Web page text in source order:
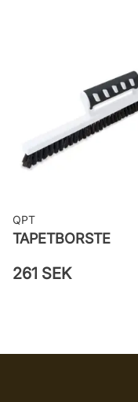
65128
QPT
TAPETBORSTE
261 SEK